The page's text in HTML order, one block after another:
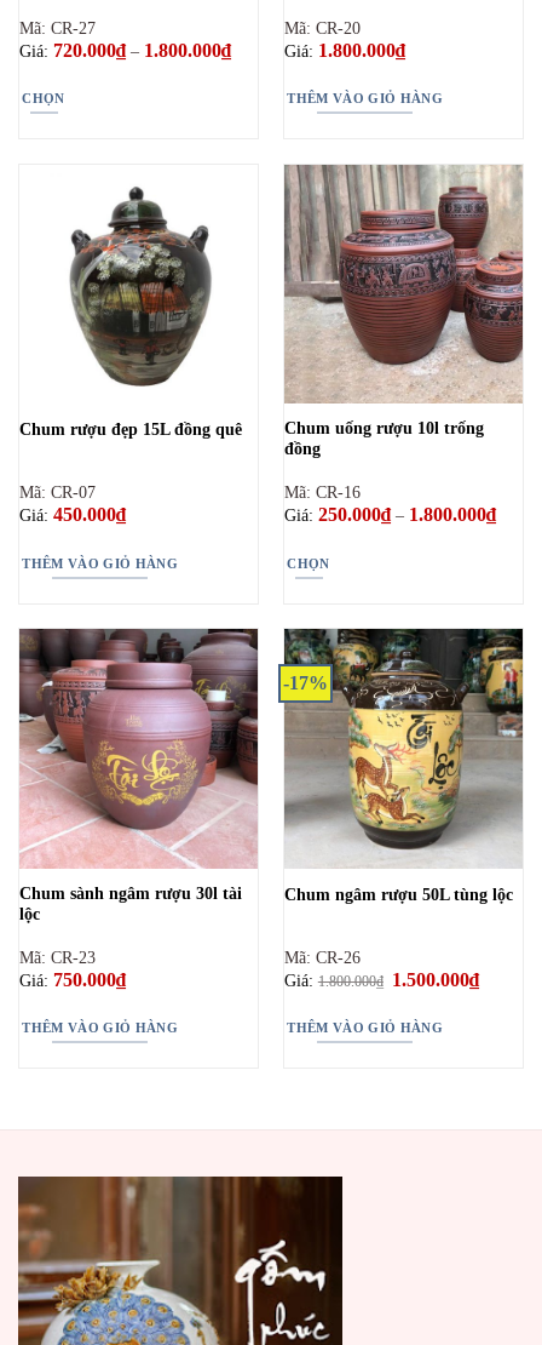
Mã: CR-27
Giá: 720.000₫ – 1.800.000₫Khoảng
giá:
720.000₫
CHỌN
được
trên
trang
phẩm
Mã: CR-20
Giá: 1.800.000₫
THÊM VÀO GIỎ HÀNG
Chum rượu đẹp 15L đồng quê
Mã: CR-07
Giá: 450.000₫
THÊM VÀO GIỎ HÀNG
Chum uống rượu 10l trống
đồng
Mã: CR-16
Giá: 250.000₫ – 1.800.000₫
giá:
CHỌN
này
có
nhiều
biến
Các
tùy
chọn
thể
được
trên
trang
phẩm
Chum sành ngâm rượu 30l tài
lộc
Mã: CR-23
Giá: 750.000₫
THÊM VÀO GIỎ HÀNG
-17%
Chum ngâm rượu 50L tùng lộc
Mã: CR-26
Giá:1.800.000₫ Giá
1.800.000₫.
1.500.000₫Giá
hiện
THÊM VÀO GIỎ HÀNG